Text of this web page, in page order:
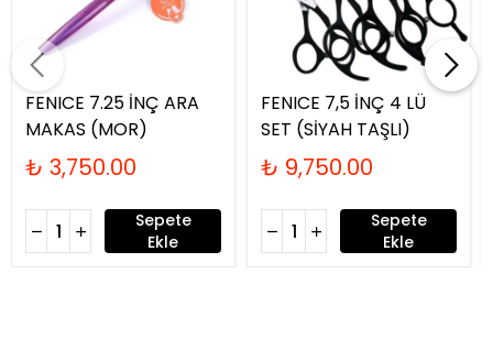
FENICE 7.25 İNÇ ARA
MAKAS (MOR)
₺ 3,750.00
Sepete
Ekle
FENICE 7,5 İNÇ 4 LÜ
SET (SİYAH TAŞLI)
₺ 9,750.00
Sepete
Ekle